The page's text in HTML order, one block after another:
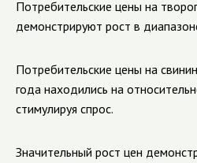
Потребительские цены на
демонстрируют рост в
Потребительские цены на
года находились на
стимулируя спрос.
Значительный рост цен